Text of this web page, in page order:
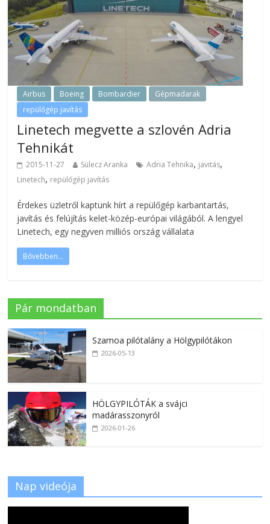
Airbus Boeing Bombardier
Gépmadarak
repülőgép javítás
Linetech megvette a szlovén Adria
Tehnikát
2015-11-27 Sülecz Aranka Adria Tehnika, javitás,
Linetech, repülőgép javítás
Érdekes üzletről kaptunk hírt a repülőgép karbantartás,
javítás és felújítás kelet-közép-európai világából. A lengyel
Linetech, egy negyven milliós ország vállalata
Bővebben...
Pár mondatban
Szamoa pilótalány a Hölgypilótákon
2026-05-13
HÖLGYPILÓTÁK a svájci
madárasszonyról
2026-01-26
Nap videója